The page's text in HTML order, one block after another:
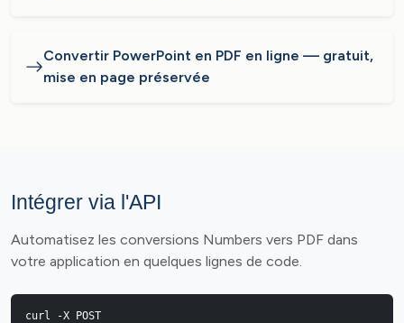
Convertir PowerPoint en PDF en ligne — gratuit,
mise en page préservée
Intégrer via l'API
Automatisez les conversions Numbers vers PDF dans
votre application en quelques lignes de code.
curl -X POST